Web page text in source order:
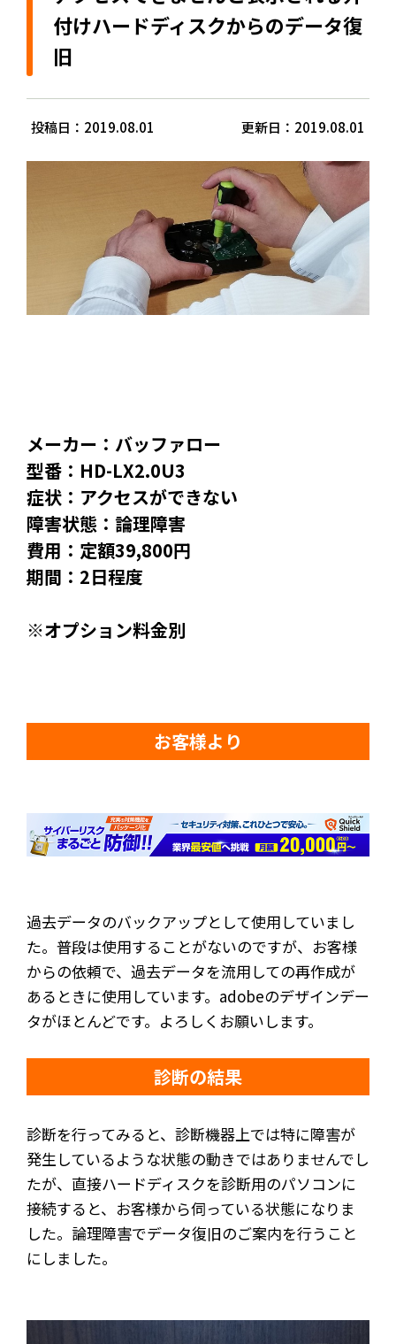
付けハードディスクからのデータ復
旧
投稿日：2019.08.01 更新日：2019.08.01
メーカー：バッファロー
型番：HD-LX2.0U3
症状：アクセスができない
障害状態：論理障害
費用：定額39,800円
期間：2日程度
※オプション料金別
お客様より
過去データのバックアップとして使用していまし
た。普段は使用することがないのですが、お客様
からの依頼で、過去データを流用しての再作成が
あるときに使用しています。adobeのデザインデー
タがほとんどです。よろしくお願いします。
診断の結果
診断を行ってみると、診断機器上では特に障害が
発生しているような状態の動きではありませんでし
たが、直接ハードディスクを診断用のパソコンに
接続すると、お客様から伺っている状態になりま
した。論理障害でデータ復旧のご案内を行うこと
にしました。